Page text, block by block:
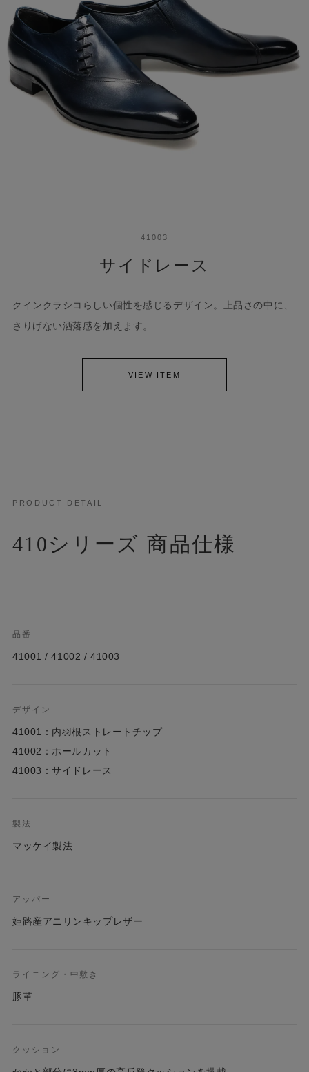
41003
サイドレース
クインクラシコらしい個性を感じるデザイン。上品さの中に、
さりげない洒落感を加えます。
VIEW ITEM
PRODUCT DETAIL
410シリーズ 商品仕様
品番
41001 / 41002 / 41003
デザイン
41001：内羽根ストレートチップ
41002：ホールカット
41003：サイドレース
製法
マッケイ製法
アッパー
姫路産アニリンキップレザー
ライニング・中敷き
豚革
クッション